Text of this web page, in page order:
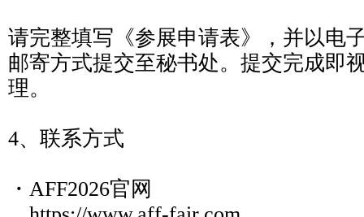
请完整填写《参展申请表》，并以电
邮寄方式提交至秘书处。提交完成即
理。
4、联系方式
・AFF2026官网